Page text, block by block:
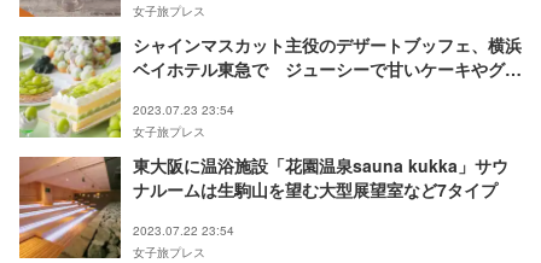
女子旅プレス
シャインマスカット主役のデザートブッフェ、横浜
ベイホテル東急で ジューシーで甘いケーキやグラ
2023.07.23 23:54
女子旅プレス
東大阪に温浴施設「花園温泉sauna kukka」サウ
ナルームは生駒山を望む大型展望室など7タイプ
2023.07.22 23:54
女子旅プレス